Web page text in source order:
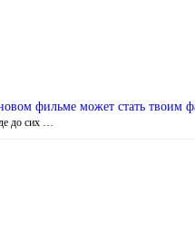
фильме может стать твоим
до сих …